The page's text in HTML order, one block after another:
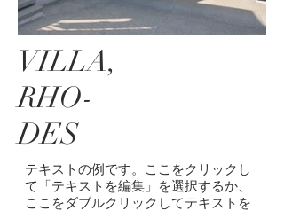
VILLA,
RHO-
DES
テキストの例です。ここをクリックし
て「テキストを編集」を選択するか、
ここをダブルクリックしてテキストを